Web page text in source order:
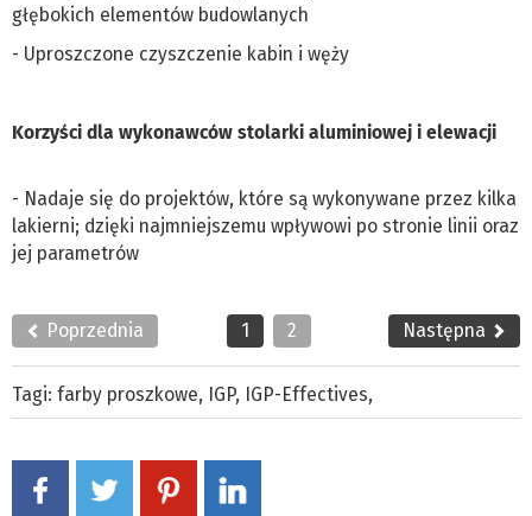
głębokich elementów budowlanych
- Uproszczone czyszczenie kabin i węży
Korzyści dla wykonawców stolarki aluminiowej i elewacji
- Nadaje się do projektów, które są wykonywane przez kilka
lakierni; dzięki najmniejszemu wpływowi po stronie linii oraz
jej parametrów
Poprzednia 1 2 Następna
Tagi: farby proszkowe, IGP, IGP-Effectives,